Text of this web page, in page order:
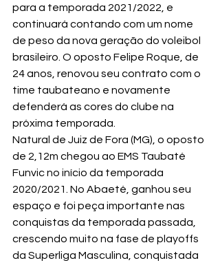
para a temporada 2021/2022, e
continuará contando com um nome
de peso da nova geração do voleibol
brasileiro. O oposto Felipe Roque, de
24 anos, renovou seu contrato com o
time taubateano e novamente
defenderá as cores do clube na
próxima temporada.
Natural de Juiz de Fora (MG), o oposto
de 2,12m chegou ao EMS Taubaté
Funvic no início da temporada
2020/2021. No Abaeté, ganhou seu
espaço e foi peça importante nas
conquistas da temporada passada,
crescendo muito na fase de playoffs
da Superliga Masculina, conquistada